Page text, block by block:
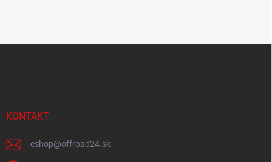
KONTAKT
eshop@offroad24.sk